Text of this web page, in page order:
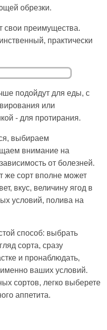
обрезки.
свои преимущества.
практически
подойдут для еды, с
или
- для протирания.
выбираем
внимание на
от болезней.
же сорт вполне может
вкус, величину ягод в
условий, полива на
способ: выбрать
сорта, сразу
и пронаблюдать,
ваших условий.
сортов, легко выберете
аппетита.